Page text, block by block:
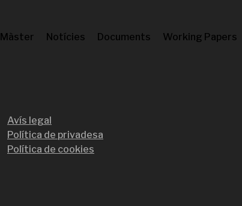
Màster Notícies Documents Working Papers
Avís legal
Política de privadesa
Política de cookies